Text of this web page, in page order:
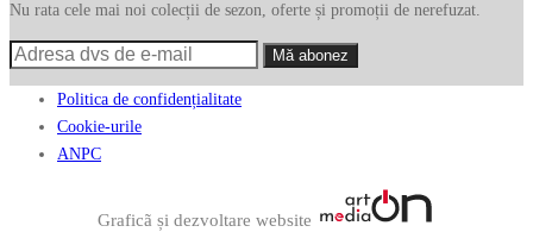
Nu rata cele mai noi colecții de sezon, oferte și promoții de nerefuzat.
Politica de confidențialitate
Cookie-urile
ANPC
Graficã și dezvoltare website